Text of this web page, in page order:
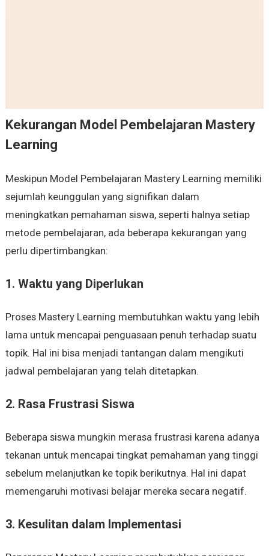
Kekurangan Model Pembelajaran Mastery
Learning
Meskipun Model Pembelajaran Mastery Learning memiliki
sejumlah keunggulan yang signifikan dalam
meningkatkan pemahaman siswa, seperti halnya setiap
metode pembelajaran, ada beberapa kekurangan yang
perlu dipertimbangkan:
1. Waktu yang Diperlukan
Proses Mastery Learning membutuhkan waktu yang lebih
lama untuk mencapai penguasaan penuh terhadap suatu
topik. Hal ini bisa menjadi tantangan dalam mengikuti
jadwal pembelajaran yang telah ditetapkan.
2. Rasa Frustrasi Siswa
Beberapa siswa mungkin merasa frustrasi karena adanya
tekanan untuk mencapai tingkat pemahaman yang tinggi
sebelum melanjutkan ke topik berikutnya. Hal ini dapat
memengaruhi motivasi belajar mereka secara negatif.
3. Kesulitan dalam Implementasi